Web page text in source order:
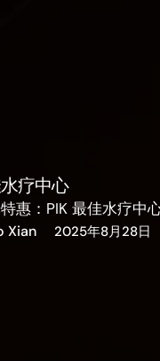
疗中心
惠：PIK 最佳水疗中
Xian 2025年8月28日